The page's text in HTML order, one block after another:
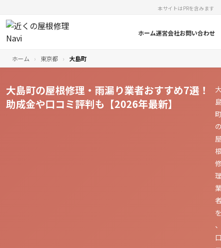
本サイトはPRを含みます
ホーム運営会社お問い合わせ
ホーム › 東京都 › 大島町
大島町の屋根修理・雨漏り業者おすすめ7選！
助成金や口コミ評判も【2026年最新】